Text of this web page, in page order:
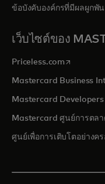
ข้อบังคับองค์กรที่มีผลผูกพั
เว็บไซต์ของ
Priceless.com opens in
Mastercard Business
Mastercard Developers
Mastercard ศูนย์การตลา
ศูนย์เพื่อการเติบโตอย่างค